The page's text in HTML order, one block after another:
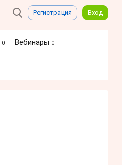
Регистрация Вход
0 Вебинары 0